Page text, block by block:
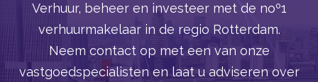
Verhuur, beheer en investeer met de noº1
verhuurmakelaar in de regio Rotterdam.
Neem contact op met een van onze
vastgoedspecialisten en laat u adviseren over